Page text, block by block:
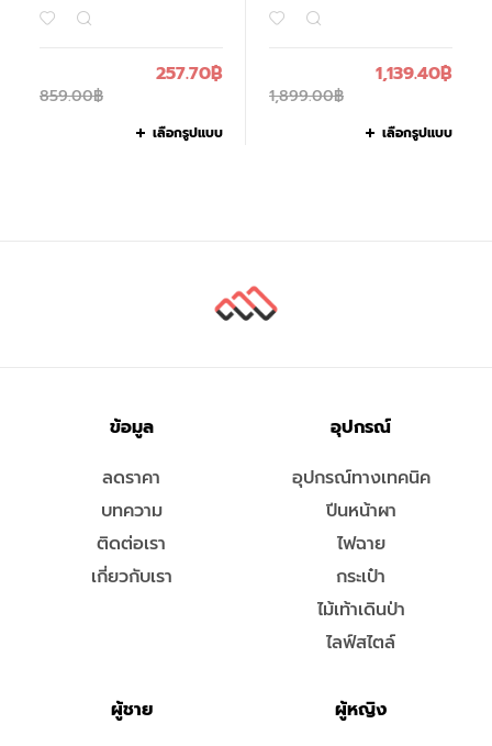
859.00฿
257.70฿
เลือกรูปแบบ
1,899.00฿
1,139.40฿
เลือกรูปแบบ
ข้อมูล
ลดราคา
บทความ
ติดต่อเรา
เกี่ยวกับเรา
อุปกรณ์
อุปกรณ์ทางเทคนิค
ปีนหน้าผา
ไฟฉาย
กระเป๋า
ไม้เท้าเดินป่า
ไลฟ์สไตล์
ผู้ชาย
ผู้หญิง